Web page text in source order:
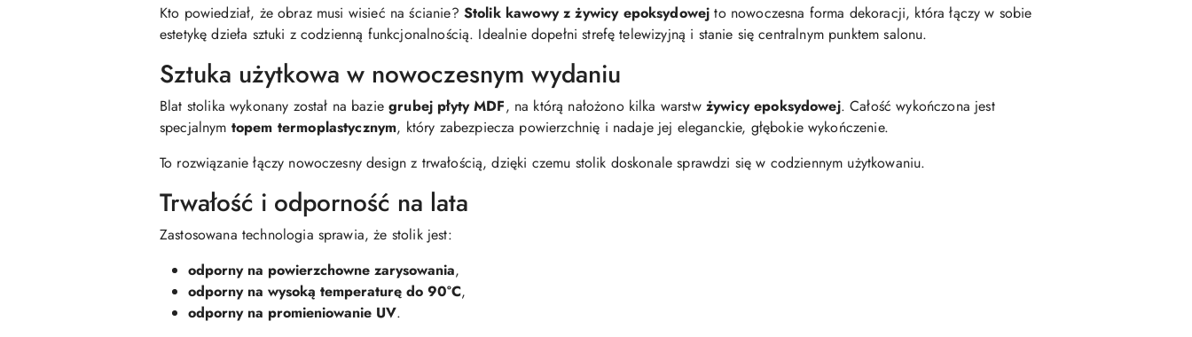
Kto powiedział, że obraz musi wisieć na ścianie? Stolik kawowy z żywicy epoksydowej to nowoczesna forma dekoracji, która łączy w sobie
estetykę dzieła sztuki z codzienną funkcjonalnością. Idealnie dopełni strefę telewizyjną i stanie się centralnym punktem salonu.
Sztuka użytkowa w nowoczesnym wydaniu
Blat stolika wykonany został na baziegrubej płyty MDF, na którą nałożono kilka warstw żywicy epoksydowej. Całość wykończona jest
specjalnym topem termoplastycznym, który zabezpiecza powierzchnię i nadaje jej eleganckie, głębokie wykończenie.
To rozwiązanie łączy nowoczesny design z trwałością, dzięki czemu stolik doskonale sprawdzi się w codziennym użytkowaniu.
Trwałość i odporność na lata
Zastosowana technologia sprawia, że stolik jest:
odporny na powierzchowne zarysowania,
odporny na wysoką temperaturę do 90°C,
odporny na promieniowanie UV.